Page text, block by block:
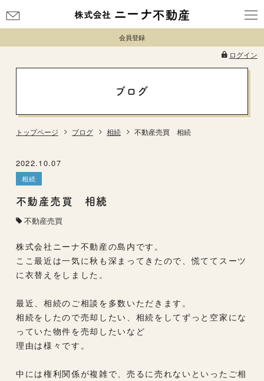
会員登録
ログイン
問
わ
ブログ
トップページ ブログ 相続 不動産売買 相続
2022.10.07
相続
不動産売買 相続
不動産売買
株式会社ニーナ不動産の島内です。
ここ最近は一気に秋も深まってきたので、慌ててスーツ
に衣替えをしました。
最近、相続のご相談を多数いただきます。
相続をしたので売却したい、相続をしてずっと空家にな
っていた物件を売却したいなど
理由は様々です。
中には権利関係が複雑で、売るに売れないといったご相